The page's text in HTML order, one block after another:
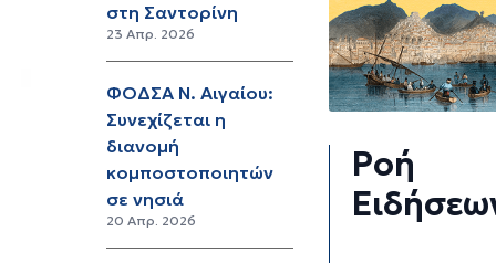
στη Σαντορίνη
23 Απρ. 2026
ΦΟΔΣΑ Ν. Αιγαίου:
Συνεχίζεται η
διανομή
κομποστοποιητών
σε νησιά
20 Απρ. 2026
Ροή